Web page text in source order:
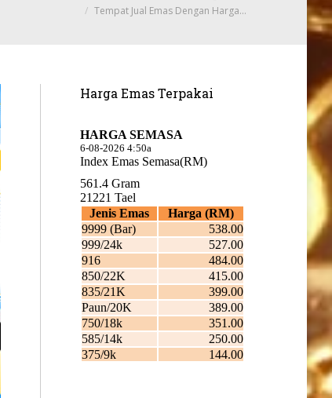
Tempat Jual Emas Dengan Harga…
Harga Emas Terpakai